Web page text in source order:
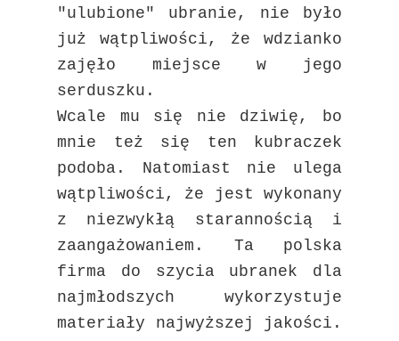
"ulubione" ubranie, nie było
już wątpliwości, że wdzianko
zajęło miejsce w jego
serduszku.
Wcale mu się nie dziwię, bo
mnie też się ten kubraczek
podoba. Natomiast nie ulega
wątpliwości, że jest wykonany
z niezwykłą starannością i
zaangażowaniem. Ta polska
firma do szycia ubranek dla
najmłodszych wykorzystuje
materiały najwyższej jakości.